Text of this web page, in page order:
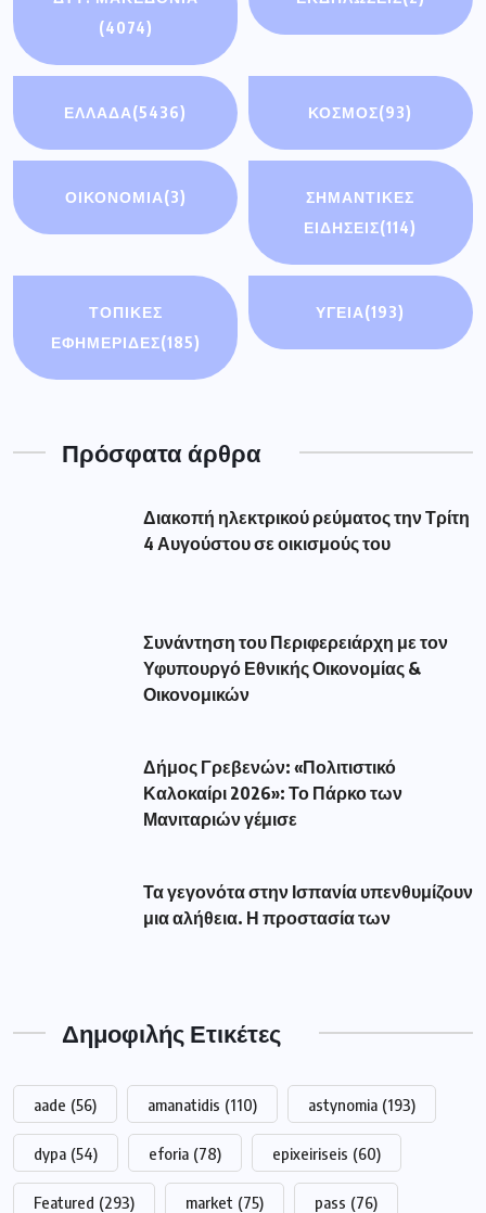
(4074)
ΕΛΛΑΔΑ(5436) ΚΟΣΜΟΣ(93)
ΟΙΚΟΝΟΜΊΑ(3)
ΣΗΜΑΝΤΙΚΈΣ
ΕΙΔΉΣΕΙΣ(114)
ΤΟΠΙΚΕΣ
ΕΦΗΜΕΡΙΔΕΣ(185)
ΥΓΕΙΑ(193)
Πρόσφατα άρθρα
Διακοπή ηλεκτρικού ρεύματος την Τρίτη
4 Αυγούστου σε οικισμούς του
Συνάντηση του Περιφερειάρχη με τον
Υφυπουργό Εθνικής Οικονομίας &
Οικονομικών
Δήμος Γρεβενών: «Πολιτιστικό
Καλοκαίρι 2026»: Το Πάρκο των
Μανιταριών γέμισε
Τα γεγονότα στην Ισπανία υπενθυμίζουν
μια αλήθεια. Η προστασία των
Δημοφιλής Ετικέτες
aade (56) amanatidis (110) astynomia (193)
dypa (54) eforia (78) epixeiriseis (60)
Featured (293) market (75) pass (76)